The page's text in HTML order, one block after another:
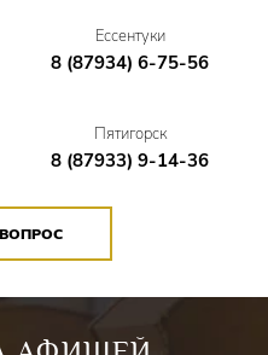
Ессентуки
8 (87934) 6-75-56
Пятигорск
8 (87933) 9-14-36